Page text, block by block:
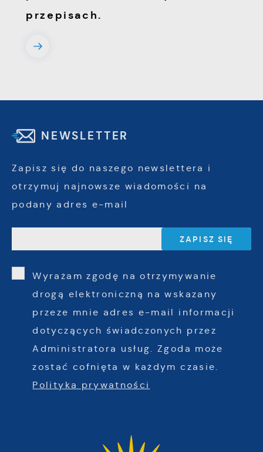
przepisach.
NEWSLETTER
Zapisz się do naszego newslettera i
otrzymuj najnowsze wiadomości na
podany adres e-mail
Wyrażam zgodę na otrzymywanie
drogą elektroniczną na wskazany
przeze mnie adres e-mail informacji
dotyczących świadczonych przez
Administratora usług. Zgoda może
zostać cofnięta w każdym czasie.
Polityka prywatności